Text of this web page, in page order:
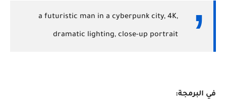
a futuristic man in a cyberpunk city, 4K,
dramatic lighting, close-up portrait
في البرمجة: